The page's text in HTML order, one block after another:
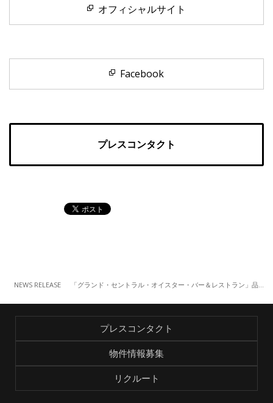
オフィシャルサイト
Facebook
プレスコンタクト
NEWS RELEASE 「グランド・セントラル・オイスター・バー＆レストラン」品川店 TVアニメ「BANANA FISH」とのコラボレーションが実現（10/26～）
プレスコンタクト
物件情報募集
リクルート